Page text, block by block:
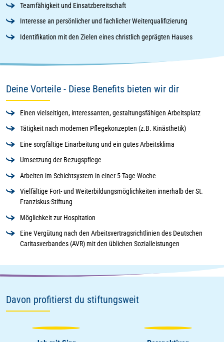
Teamfähigkeit und Einsatzbereitschaft
Interesse an persönlicher und fachlicher Weiterqualifizierung
Identifikation mit den Zielen eines christlich geprägten Hauses
Deine Vorteile - Diese Benefits bieten wir dir
Einen vielseitigen, interessanten, gestaltungsfähigen Arbeitsplatz
Tätigkeit nach modernen Pflegekonzepten (z.B. Kinästhetik)
Eine sorgfältige Einarbeitung und ein gutes Arbeitsklima
Umsetzung der Bezugspflege
Arbeiten im Schichtsystem in einer 5-Tage-Woche
Vielfältige Fort- und Weiterbildungsmöglichkeiten innerhalb der St.
Franziskus-Stiftung
Möglichkeit zur Hospitation
Eine Vergütung nach den Arbeitsvertragsrichtlinien des Deutschen
Caritasverbandes (AVR) mit den üblichen Sozialleistungen
Davon profitierst du stiftungsweit